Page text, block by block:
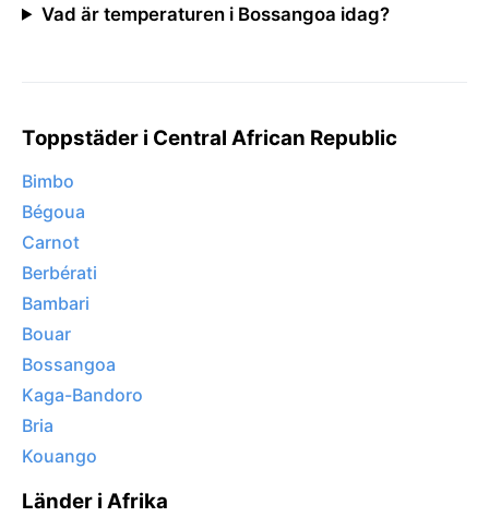
Vad är temperaturen i Bossangoa idag?
Toppstäder i Central African Republic
Bimbo
Bégoua
Carnot
Berbérati
Bambari
Bouar
Bossangoa
Kaga-Bandoro
Bria
Kouango
Länder i Afrika